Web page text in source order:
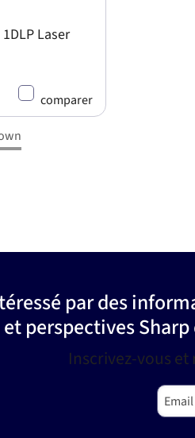
Laser
comparer
par des
perspectives
Inscrivez-vous
Email